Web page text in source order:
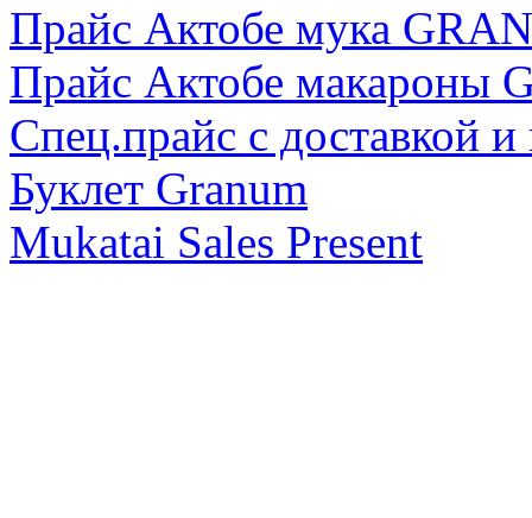
Прайс Актобе мука
Прайс Актобе
Спец.прайс с доставкой
Буклет Granum
Mukatai Sales Present